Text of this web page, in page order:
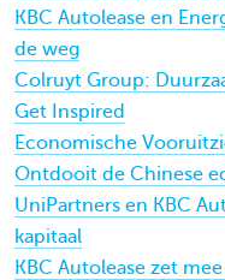
KBC Autolease en
de weg
Colruyt Group:
Get Inspired
Economische
Ontdooit de Chinese
UniPartners en KBC
kapitaal
KBC Autolease zet